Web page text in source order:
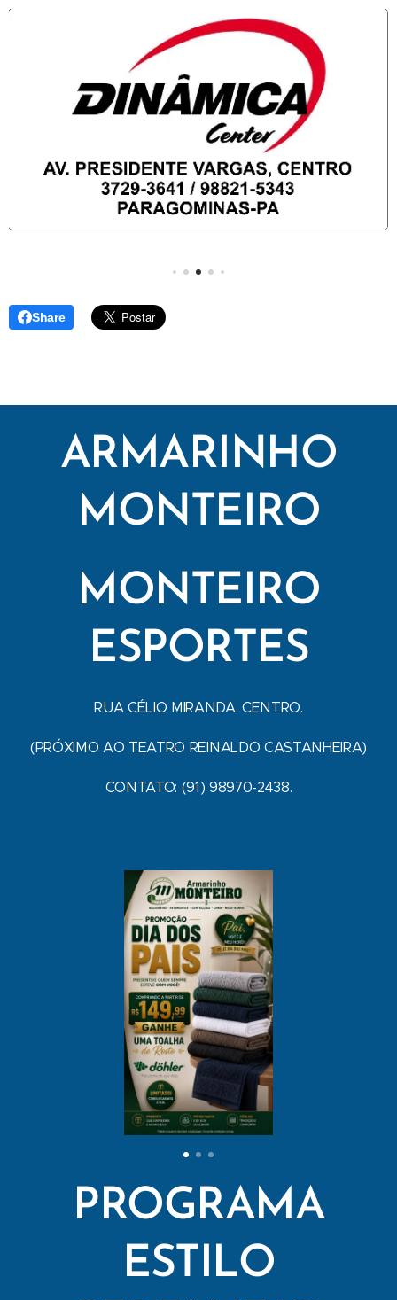
Share
ARMARINHO
MONTEIRO
MONTEIRO
ESPORTES
RUA CÉLIO MIRANDA, CENTRO.
(PRÓXIMO AO TEATRO REINALDO CASTANHEIRA)
CONTATO: (91) 98970-2438.
PROGRAMA
ESTILO